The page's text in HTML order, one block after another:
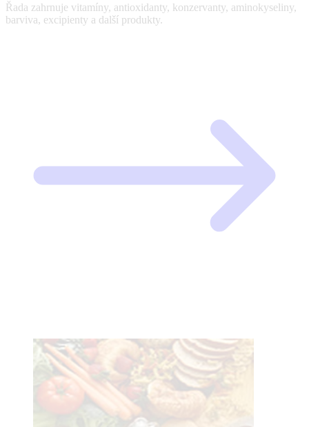
Řada zahrnuje vitamíny, antioxidanty, konzervanty, aminokyseliny,
barviva, excipienty a další produkty.